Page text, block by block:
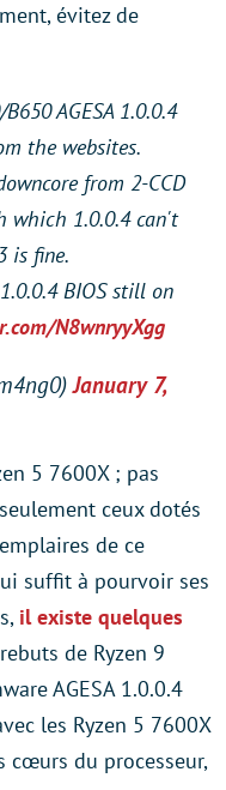
évitez de
AGESA 1.0.0.4
the websites.
from 2-CCD
which 1.0.0.4 can't
is fine.
BIOS still on
N8wnryyXgg
January 7,
5 7600X ; pas
ceux dotés
de ce
suffit à pourvoir ses
il existe quelques
de Ryzen 9
AGESA 1.0.0.4
les Ryzen 5 7600X
cœurs du processeur,